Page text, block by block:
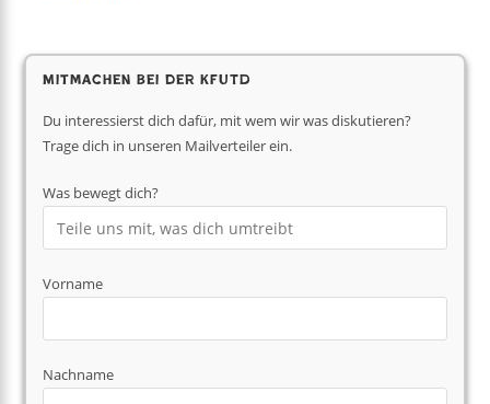
Mitmachen bei der KfUTD
Du interessierst dich dafür, mit wem wir was diskutieren?
Trage dich in unseren Mailverteiler ein.
Was bewegt dich?
Vorname
Nachname